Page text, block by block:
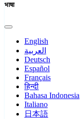
भाषा
English
العربية
Deutsch
Español
Français
हिन्दी
Bahasa Indonesia
Italiano
日本語